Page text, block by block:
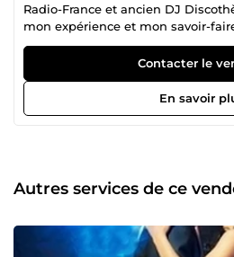
Radio-France et ancien DJ
mon expérience et mon savoir-
avec du matériel haut de gamme.
Ouverture de Bal, Présentation du
également vous transmettre des
(originaux et mixes) qui feront de
pour vos soirées.
Contacter le
En savoir
Autres services de ce